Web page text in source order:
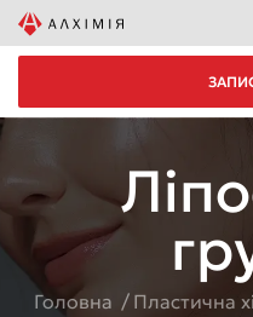
Головна Пластична